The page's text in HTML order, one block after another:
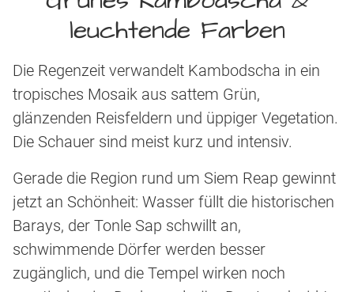
leuchtende Farben
Die Regenzeit verwandelt Kambodscha in ein
tropisches Mosaik aus sattem Grün,
glänzenden Reisfeldern und üppiger Vegetation.
Die Schauer sind meist kurz und intensiv.
Gerade die Region rund um Siem Reap gewinnt
jetzt an Schönheit: Wasser füllt die historischen
Barays, der Tonle Sap schwillt an,
schwimmende Dörfer werden besser
zugänglich, und die Tempel wirken noch